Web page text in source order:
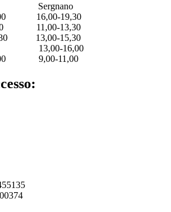
16,00-19,30
11,00-13,30
13,00-15,30
13,00-16,00
9,00-11,00